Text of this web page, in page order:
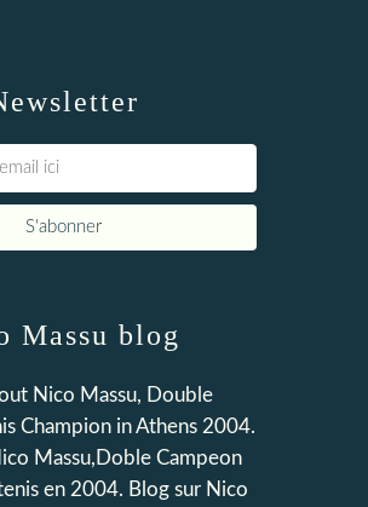
Massu blog
Nico Massu, Double
Champion in Athens 2004.
Massu,Doble Campeon
en 2004. Blog sur Nico